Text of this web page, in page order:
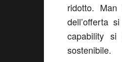
ridotto.
dell’offerta
capability si
sostenibile.